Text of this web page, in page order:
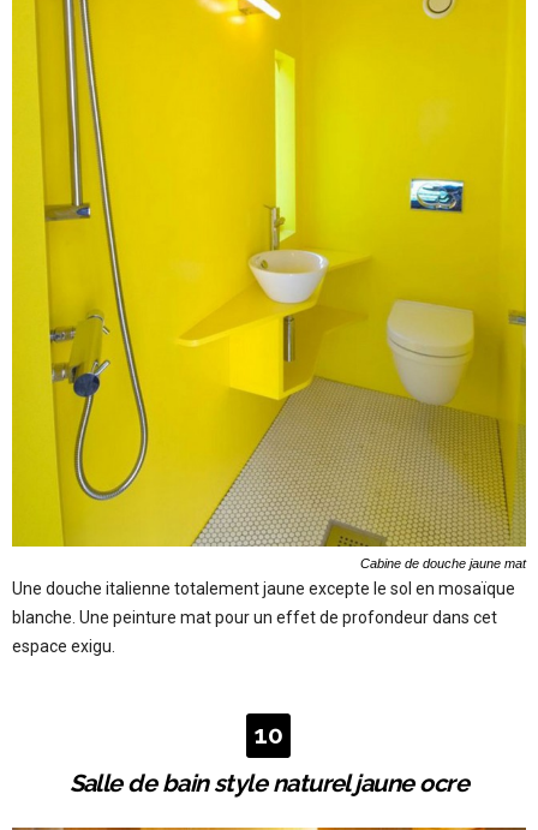
Cabine de douche jaune mat
Une douche italienne totalement jaune excepte le sol en mosaïque
blanche. Une peinture mat pour un effet de profondeur dans cet
espace exigu.
10
Salle de bain style naturel jaune ocre